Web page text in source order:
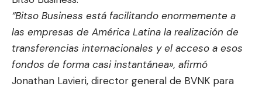
“Bitso Business está facilitando enormemente a
las empresas de América Latina la realización de
transferencias internacionales y el acceso a esos
fondos de forma casi instantánea», afirmó
Jonathan Lavieri, director general de BVNK para